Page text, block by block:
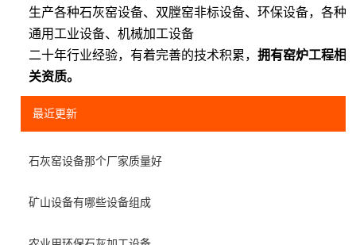
生产各种石灰窑设备、双膛窑非标设备、环保设备，各种
通用工业设备、机械加工设备
二十年行业经验，有着完善的技术积累，拥有窑炉工程相
关资质。
最近更新
石灰窑设备那个厂家质量好
矿山设备有哪些设备组成